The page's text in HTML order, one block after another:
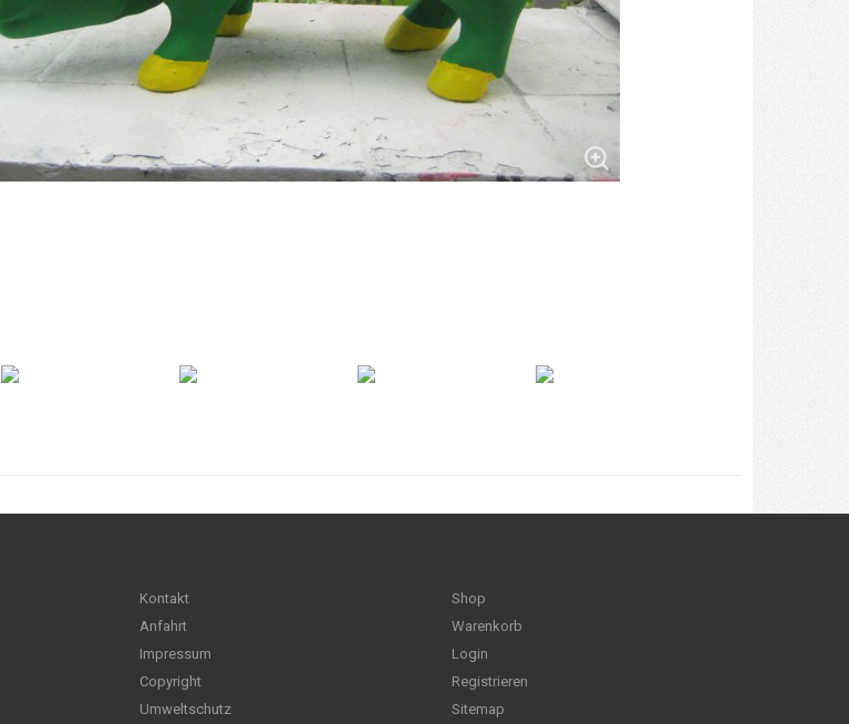
Kontakt
Anfahrt
Impressum
Copyright
Umweltschutz
Shop
Warenkorb
Login
Registrieren
Sitemap